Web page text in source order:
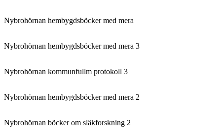
Nybrohörnan hembygdsböcker med mera
Nybrohörnan hembygdsböcker med mera 3
Nybrohörnan kommunfullm protokoll 3
Nybrohörnan hembygdsböcker med mera 2
Nybrohörnan böcker om släkforskning 2